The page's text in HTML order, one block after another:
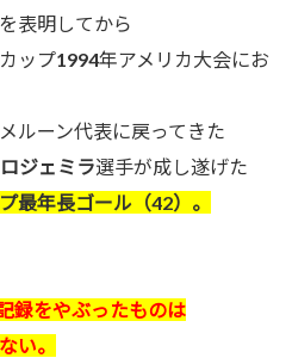
表明してから
ップ1994年アメリカ大会にお
ルーン代表に戻ってきた
ロジェミラ選手が成し遂げた
最年長ゴール（42）。
録をやぶったものは
い。